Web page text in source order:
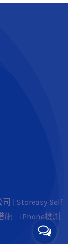
| Storeasy Self
施 | iPhone檢測